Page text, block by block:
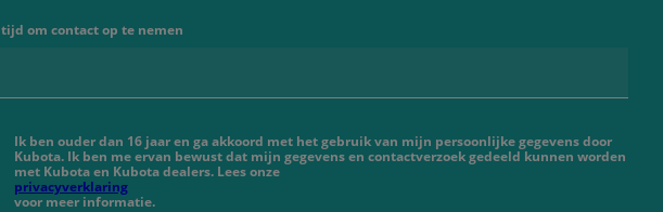
tijd om contact op te nemen
Ik ben ouder dan 16 jaar en ga akkoord met het gebruik van mijn persoonlijke gegevens door
Kubota. Ik ben me ervan bewust dat mijn gegevens en contactverzoek gedeeld kunnen worden
met Kubota en Kubota dealers. Lees onze
privacyverklaring
voor meer informatie.